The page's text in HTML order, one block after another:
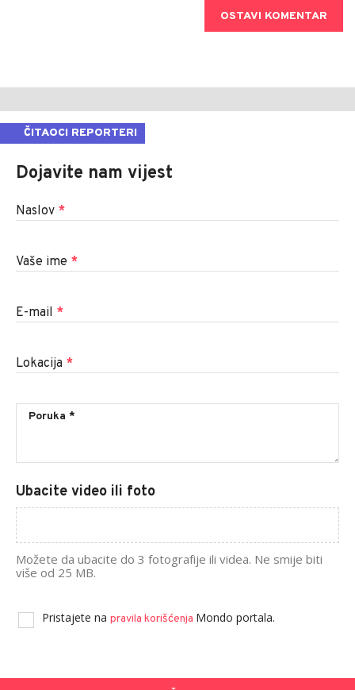
OSTAVI KOMENTAR
ČITAOCI REPORTERI
Dojavite nam vijest
Naslov *
Vaše ime *
E-mail *
Lokacija *
Ubacite video ili foto
Možete da ubacite do 3 fotografije ili videa. Ne smije biti
više od 25 MB.
Pristajete na pravila korišćenja Mondo portala.